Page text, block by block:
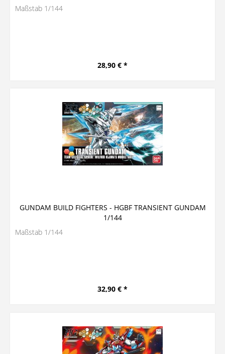
Maßstab 1/144
28,90 € *
GUNDAM BUILD FIGHTERS - HGBF TRANSIENT GUNDAM
1/144
Maßstab 1/144
32,90 € *